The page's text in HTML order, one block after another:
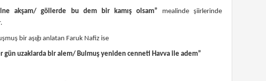
akşam/ göllerde bu dem bir kamış olsam” mealinde şiirlerinde
bir aşığı anlatan Faruk Nafiz ise
gün uzaklarda bir alem/ Bulmuş yeniden cenneti Havva ile adem”